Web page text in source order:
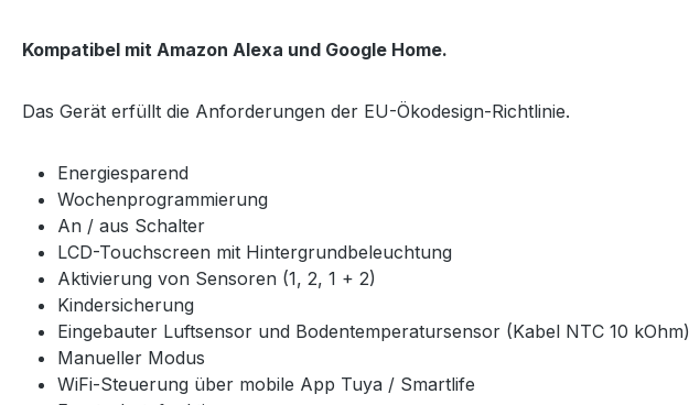
Kompatibel mit Amazon Alexa und Google Home.
Das Gerät erfüllt die Anforderungen der EU-Ökodesign-Richtlinie.
Energiesparend
Wochenprogrammierung
An / aus Schalter
LCD-Touchscreen mit Hintergrundbeleuchtung
Aktivierung von Sensoren (1, 2, 1 + 2)
Kindersicherung
Eingebauter Luftsensor und Bodentemperatursensor (Kabel NTC 10 kOhm)
Manueller Modus
WiFi-Steuerung über mobile App Tuya / Smartlife